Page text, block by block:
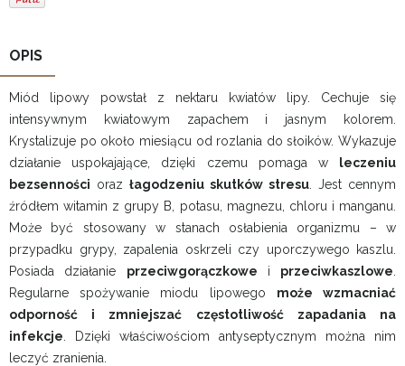
OPIS
Miód lipowy powstał z nektaru kwiatów lipy. Cechuje się
intensywnym kwiatowym zapachem i jasnym kolorem.
Krystalizuje po około miesiącu od rozlania do słoików. Wykazuje
działanie uspokajające, dzięki czemu pomaga w
leczeniu
bezsenności oraz łagodzeniu skutków stresu . Jest cennym
źródłem witamin z grupy B, potasu, magnezu, chloru i manganu.
Może być stosowany w stanach osłabienia organizmu – w
przypadku grypy, zapalenia oskrzeli czy uporczywego kaszlu.
Posiada działanie przeciwgorączkowe i przeciwkaszlowe
Regularne spożywanie miodu lipowego może wzmacniać
odporność i zmniejszać częstotliwość zapadania na
infekcje . Dzięki właściwościom antyseptycznym można nim
leczyć zranienia.